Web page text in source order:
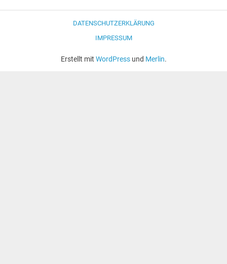
DATENSCHUTZERKLÄRUNG
IMPRESSUM
Erstellt mit WordPressund Merlin.